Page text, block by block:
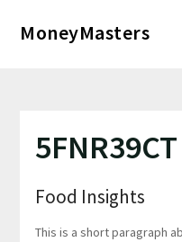
MoneyMasters
5FNR39CT
Food Insights
This is a short paragraph